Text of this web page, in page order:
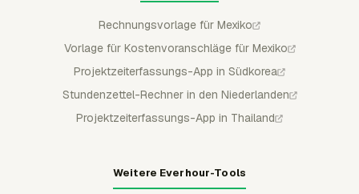
Rechnungsvorlage für Mexiko
Vorlage für Kostenvoranschläge für Mexiko
Projektzeiterfassungs-App in Südkorea
Stundenzettel-Rechner in den Niederlanden
Projektzeiterfassungs-App in Thailand
Weitere Everhour-Tools